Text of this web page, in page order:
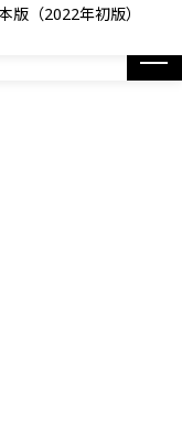
ジです。インタースぺインはスペイ
版（2022年初版）